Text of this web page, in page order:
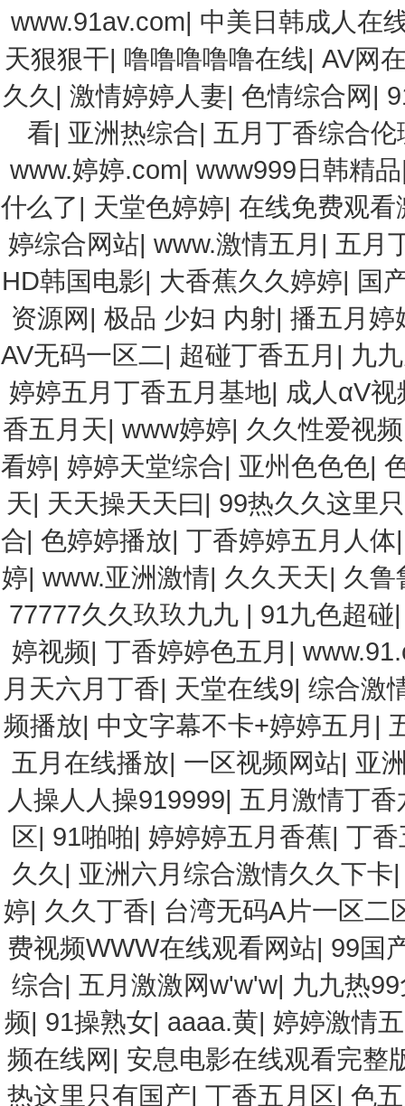
www.91av.com| 中美日韩成人在
天狠狠干| 噜噜噜噜噜在线| AV网
久久 | 激情婷婷人妻| 色情综合网|
看| 亚洲热综合| 五月丁香综合伦
www.婷婷.com| www999日韩精品
什么了| 天堂色婷婷|在线免费观看
婷综合网站|www.激情五月 | 五月
HD韩国电影| 大香蕉久久婷婷| 国
资源网| 极品 少妇 内射| 播五月婷
AV无码一区二| 超碰丁香五月 | 九
婷婷五月丁香五月基地| 成人αV
香五月天| www婷婷| 久久性爱视频
看婷| 婷婷天堂综合| 亚州色色色|
天| 天天操天天曰| 99热久久这里
合|色婷婷播放|丁香婷婷五月人体
婷|www.亚洲激情| 久久天天| 久
77777久久玖玖九九 | 91九色超碰
婷视频|丁香婷婷色五月 |
月天六月丁香| 天堂在线9| 综合激
频播放| 中文字幕不卡+婷婷五月 |
五月在线播放| 一区视频网站| 亚
人操人人操919999| 五月激情丁
区| 91啪啪| 婷婷婷五月香蕉|丁
久久 | 亚洲六月综合激情久久下卡
婷| 久久丁香| 台湾无码A片一区二
费视频WWW在线观看网站| 99国
综合| 五月激激网w'w'w| 九九热
频| 91操熟女| aaaa.黄| 婷婷激情
频在线网| 安息电影在线观看完整
热这里只有国产|丁香五月区|色